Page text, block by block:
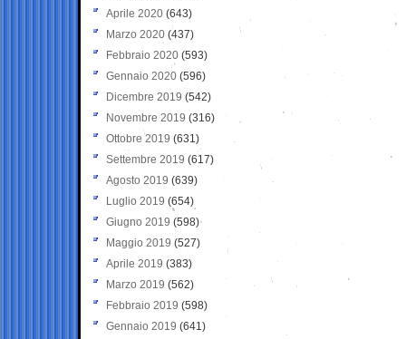
Aprile 2020 (643)
Marzo 2020 (437)
Febbraio 2020 (593)
Gennaio 2020 (596)
Dicembre 2019 (542)
Novembre 2019 (316)
Ottobre 2019 (631)
Settembre 2019 (617)
Agosto 2019 (639)
Luglio 2019 (654)
Giugno 2019 (598)
Maggio 2019 (527)
Aprile 2019 (383)
Marzo 2019 (562)
Febbraio 2019 (598)
Gennaio 2019 (641)